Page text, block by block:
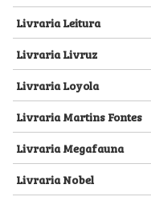
Livraria Leitura
Livraria Livruz
Livraria Loyola
Livraria Martins Fontes
Livraria Megafauna
Livraria Nobel